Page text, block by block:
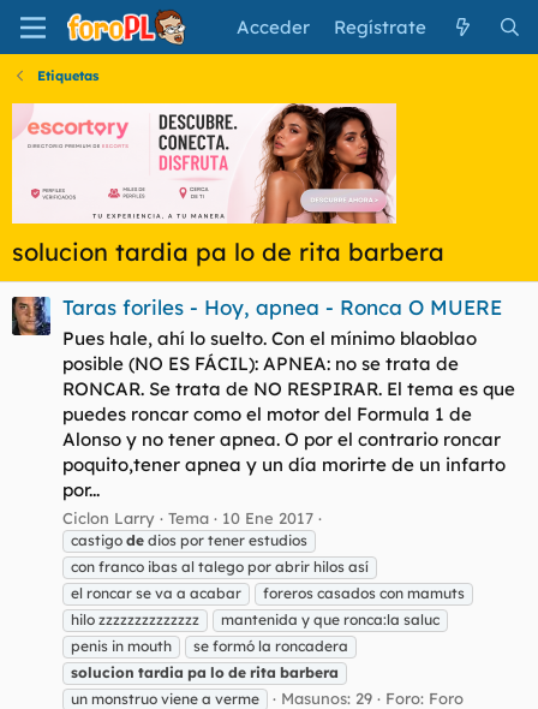
Acceder Regístrate
Etiquetas
solucion tardia pa lo de rita barbera
Taras foriles - Hoy, apnea - Ronca O MUERE
Pues hale, ahí lo suelto. Con el mínimo blaoblao
posible (NO ES FÁCIL): APNEA: no se trata de
RONCAR. Se trata de NO RESPIRAR. El tema es que
puedes roncar como el motor del Formula 1 de
Alonso y no tener apnea. O por el contrario roncar
poquito,tener apnea y un día morirte de un infarto
por...
Ciclon Larry Tema 10 Ene 2017
castigo de dios por tener estudios
con franco ibas al talego por abrir hilos así
el roncar se va a acabar
foreros casados con mamuts
hilo zzzzzzzzzzzzzz
mantenida y que ronca:la saluc
penis in mouth
se formó la roncadera
solucion tardia pa lo de rita barbera
un monstruo viene a verme
Masunos: 29 Foro: Foro